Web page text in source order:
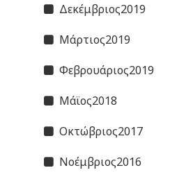
Δεκέμβριος2019
Μάρτιος2019
Φεβρουάριος2019
Μάϊος2018
Οκτώβριος2017
Νοέμβριος2016